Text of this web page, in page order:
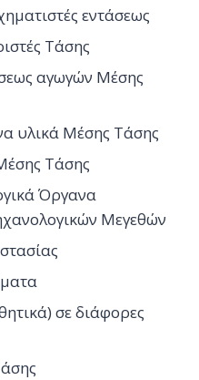
εντάσεως
Τάσης
αγωγών Μέσης
υλικά Μέσης Τάσης
Τάσης
Όργανα
Μεγεθών
σε διάφορες